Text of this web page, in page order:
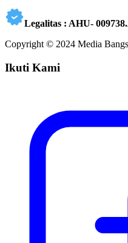
Legalitas : AHU-
Copyright © 2024 Media
Ikuti Kami